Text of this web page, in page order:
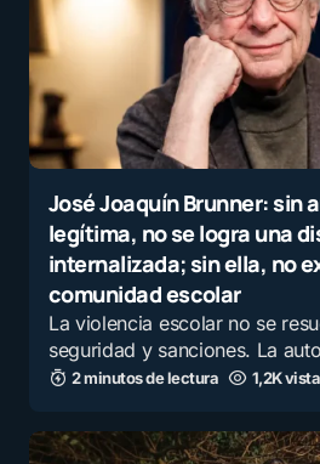
José Joaquín Brunner: sin
legítima, no se logra una
internalizada; sin ella, no
comunidad escolar
La violencia escolar no se
seguridad y sanciones. La
2 minutos de lectura 1,2K